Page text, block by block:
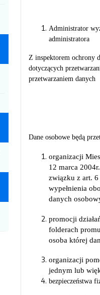
Administrator
administratora
Z inspektorem ochrony
dotyczących
przetwarzaniem danych
Dane osobowe będą
organizacji
12 marca
związku z art.
wypełnienia
danych
promocji
folderach
osoba której
organizacji
jednym lub
bezpieczeństwa